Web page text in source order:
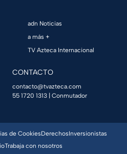
adn Noticias
a más +
TV Azteca Internacional
CONTACTO
contacto@tvazteca.com
55 1720 1313 | Conmutador
de CookiesDerechosInversionistas
Trabaja con nosotros